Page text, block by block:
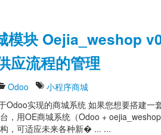
模块 Oejia_weshop
应流程的管理
Odoo
小程序商城
Odoo实现的商城系统 如果您想要搭建一
，用OE商城系统（Odoo +
，可适应未来各种新� ... ...